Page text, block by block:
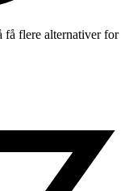
få flere alternativer for